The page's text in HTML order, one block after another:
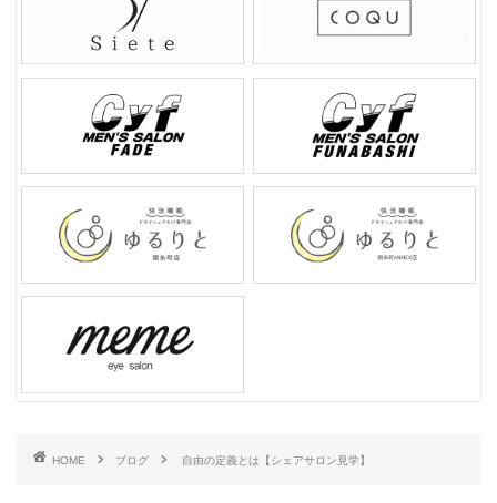
HOME ブログ 自由の定義とは【シェアサロン見学】